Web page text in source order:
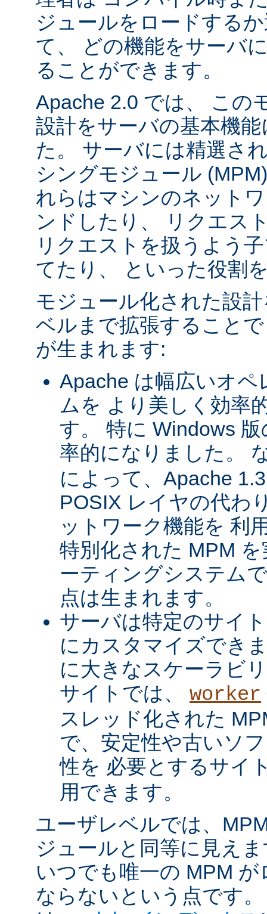
ジュールをロードする
て、 どの機能をサーバ
ることができます。
Apache 2.0 では、 この
設計をサーバの基本機
た。 サーバには精選さ
シングモジュール
れらはマシンのネット
ンドしたり、 リクエス
リクエストを扱うよう
てたり、 といった役割
モジュール化された設
ベルまで拡張すること
が生まれます:
Apache は幅広いオ
ムを より美しく効率
す。 特に Windows
率的になりました。
によって、Apache
POSIX レイヤの代わ
ットワーク機能を 利
特別化された MPM
ーティングシステム
点は生まれます。
サーバは特定のサイ
にカスタマイズでき
に大きなスケーラビ
サイトでは、 worker
スレッド化された
で、安定性や古いソ
性を 必要とするサイ
用できます。
ユーザレベルでは、
ジュールと同等に見え
いつでも唯一の MPM
ならないという点です